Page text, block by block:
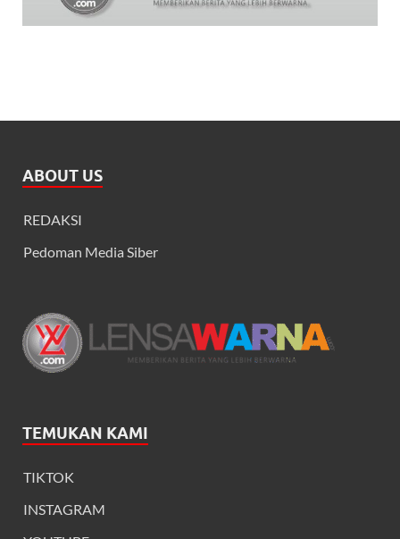
ABOUT US
REDAKSI
Pedoman Media Siber
TEMUKAN KAMI
TIKTOK
INSTAGRAM